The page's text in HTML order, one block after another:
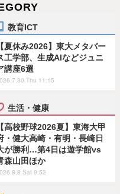
教育ICT
【夏休み2026】東大メタバー
工学部、生成AIなどジュニ
講座6選
Thu 11:15
生活・健康
【高校野球2026夏】東海大甲
・健大高崎・有明・長崎日
が勝利…第4日は遊学館vs
森山田ほか
Sat 9:52